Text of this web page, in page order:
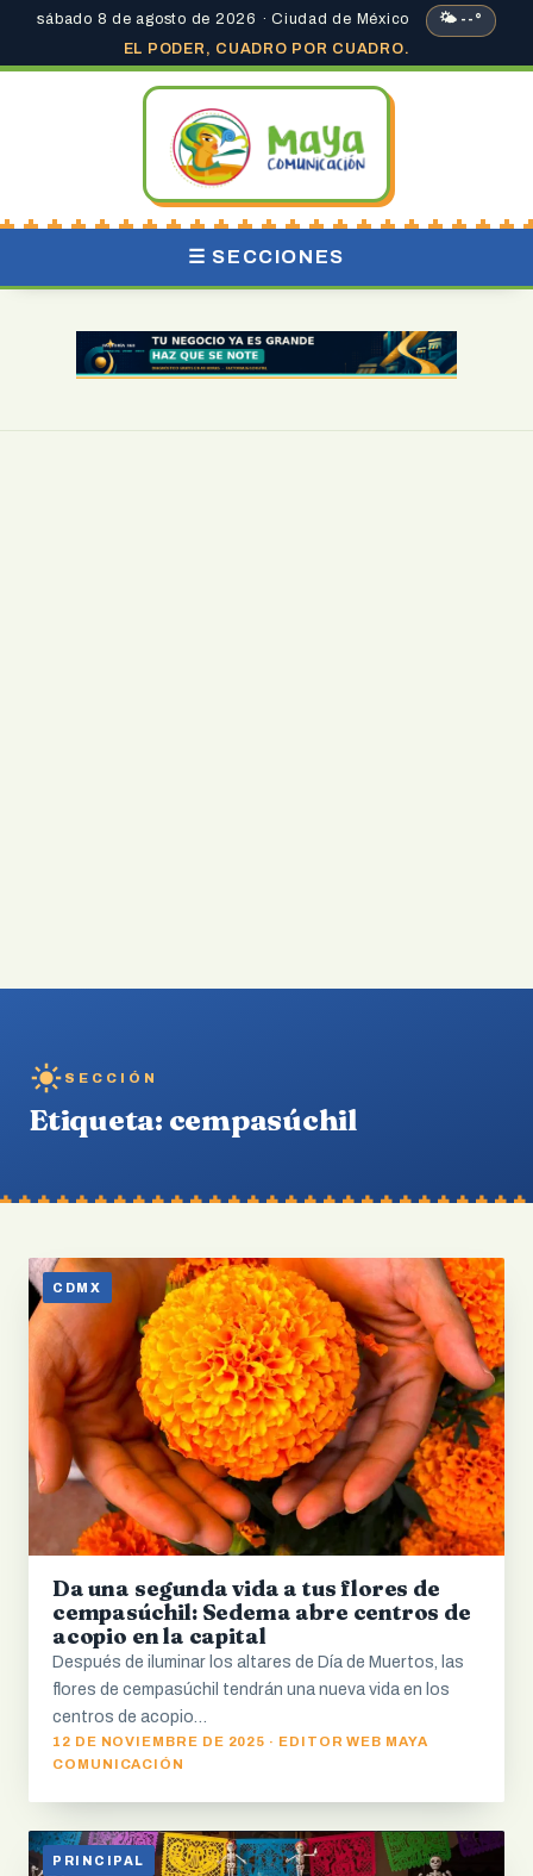
sábado 8 de agosto de 2026 · Ciudad de México
🌤 --°
EL PODER, CUADRO POR CUADRO.
☰ SECCIONES
SECCIÓN
Etiqueta: cempasúchil
CDMX
Da una segunda vida a tus flores de
cempasúchil: Sedema abre centros de
acopio en la capital
Después de iluminar los altares de Día de Muertos, las
flores de cempasúchil tendrán una nueva vida en los
centros de acopio…
12 DE NOVIEMBRE DE 2025 · EDITOR WEB MAYA
COMUNICACIÓN
PRINCIPAL